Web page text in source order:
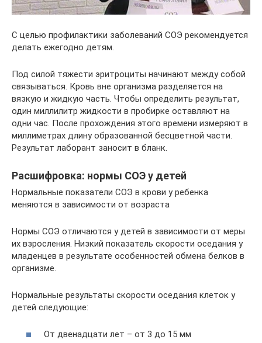
С целью профилактики заболеваний СОЭ рекомендуется
делать ежегодно детям.
Под силой тяжести эритроциты начинают между собой
связываться. Кровь вне организма разделяется на
вязкую и жидкую часть. Чтобы определить результат,
один миллилитр жидкости в пробирке оставляют на
одни час. После прохождения этого времени измеряют в
миллиметрах длину образованной бесцветной части.
Результат лаборант заносит в бланк.
Расшифровка: нормы СОЭ у детей
Нормальные показатели СОЭ в крови у ребенка
меняются в зависимости от возраста
Нормы СОЭ отличаются у детей в зависимости от меры
их взросления. Низкий показатель скорости оседания у
младенцев в результате особенностей обмена белков в
организме.
Нормальные результаты скорости оседания клеток у
детей следующие:
От двенадцати лет – от 3 до 15 мм